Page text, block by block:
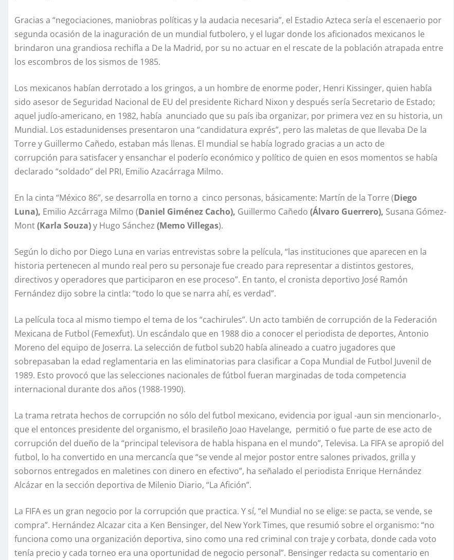
Gracias a “negociaciones, maniobras políticas y la audacia necesaria”, el Estadio Azteca sería el escenaerio por
segunda ocasión de la inaguración de un mundial futbolero, y el lugar donde los aficionados mexicanos le
brindaron una grandiosa rechifla a De la Madrid, por su no actuar en el rescate de la población atrapada entre
los escombros de los sismos de 1985.
Los mexicanos habían derrotado a los gringos, a un hombre de enorme poder, Henri Kissinger, quien había
sido asesor de Seguridad Nacional de EU del presidente Richard Nixon y después sería Secretario de Estado;
aquel judío-americano, en 1982, había anunciado que su país iba organizar, por primera vez en su historia, un
Mundial. Los estadunidenses presentaron una “candidatura exprés”, pero las maletas de que llevaba De la
Torre y Guillermo Cañedo, estaban más llenas. El mundial se había logrado gracias a un acto de
corrupción para satisfacer y ensanchar el poderío económico y político de quien en esos momentos se había
declarado “soldado” del PRI, Emilio Azacárraga Milmo.
En la cinta “México 86”, se desarrolla en torno a cinco personas, básicamente: Martín de la Torre (Diego
Luna), Emilio Azcárraga Milmo (Daniel Giménez Cacho), Guillermo Cañedo (Álvaro Guerrero), Susana Gómez-
Mont(Karla Souza)y Hugo Sánchez (Memo Villegas).
Según lo dicho por Diego Luna en varias entrevistas sobre la película, “las instituciones que aparecen en la
historia pertenecen al mundo real pero su personaje fue creado para representar a distintos gestores,
directivos y operadores que participaron en ese proceso”. En tanto, el cronista deportivo José Ramón
Fernández dijo sobre la cintla: “todo lo que se narra ahí, es verdad”.
La película toca al mismo tiempo el tema de los “cachirules”. Un acto también de corrupción de la Federación
Mexicana de Futbol (Femexfut). Un escándalo que en 1988 dio a conocer el periodista de deportes, Antonio
Moreno del equipo de Joserra. La selección de futbol sub20 había alineado a cuatro jugadores que
sobrepasaban la edad reglamentaria en las eliminatorias para clasificar a Copa Mundial de Futbol Juvenil de
1989. Esto provocó que las selecciones nacionales de fútbol fueran marginadas de toda competencia
internacional durante dos años (1988-1990).
La trama retrata hechos de corrupción no sólo del futbol mexicano, evidencia por igual -aun sin mencionarlo-,
que el entonces presidente del organismo, el brasileño Joao Havelange, permitió o fue parte de ese acto de
corrupción del dueño de la “principal televisora de habla hispana en el mundo”, Televisa. La FIFA se apropió del
futbol, lo ha convertido en una mercancía que “se vende al mejor postor entre salones privados, grilla y
sobornos entregados en maletines con dinero en efectivo”, ha señalado el periodista Enrique Hernández
Alcázar en la sección deportiva de Milenio Diario, “La Afición”.
La FIFA es un gran negocio por la corrupción que practica. Y sí, “el Mundial no se elige: se pacta, se vende, se
compra”. Hernández Alcazar cita a Ken Bensinger, del New York Times, que resumió sobre el organismo: “no
funciona como una organización deportiva, sino como una red criminal con traje y corbata, donde cada voto
tenía precio y cada torneo era una oportunidad de negocio personal”. Bensinger redacta su comentario en